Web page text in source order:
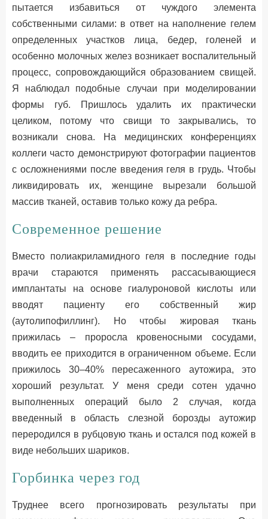
пытается избавиться от чуждого элемента
собственными силами: в ответ на наполнение гелем
определенных участков лица, бедер, голеней и
особенно молочных желез возникает воспалительный
процесс, сопровождающийся образованием свищей.
Я наблюдал подобные случаи при моделировании
формы губ. Пришлось удалить их практически
целиком, потому что свищи то закрывались, то
возникали снова. На медицинских конференциях
коллеги часто демонстрируют фотографии пациентов
с осложнениями после введения геля в грудь. Чтобы
ликвидировать их, женщине вырезали большой
массив тканей, оставив только кожу да ребра.
Современное решение
Вместо полиакриламидного геля в последние годы
врачи стараются применять рассасывающиеся
имплантаты на основе гиалуроновой кислоты или
вводят пациенту его собственный жир
(аутолипофиллинг). Но чтобы жировая ткань
прижилась – проросла кровеносными сосудами,
вводить ее приходится в ограниченном объеме. Если
прижилось 30–40% пересаженного аутожира, это
хороший результат. У меня среди сотен удачно
выполненных операций было 2 случая, когда
введенный в область слезной борозды аутожир
переродился в рубцовую ткань и остался под кожей в
виде небольших шариков.
Горбинка через год
Труднее всего прогнозировать результаты при